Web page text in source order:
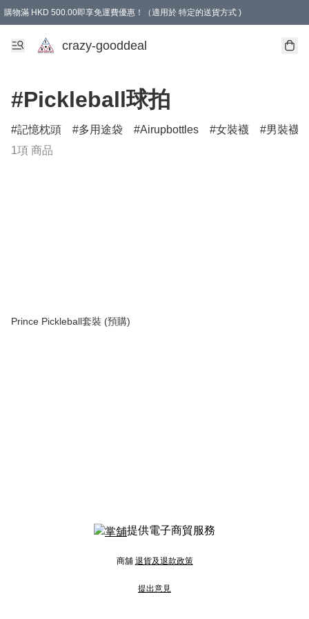
購物滿 HKD 500.00即享免運費優惠！（適用於 特定的送貨方式 )
成為會員可享免費禮品
crazy-gooddeal
#Pickleball球拍
記憶枕頭 多用途袋 Airupbottles 女裝襪
男裝襪
1項 商品
Prince Pickleball套裝 (預購)
提供電子商貿服務
商舖 退貨及退款政策
提出意見